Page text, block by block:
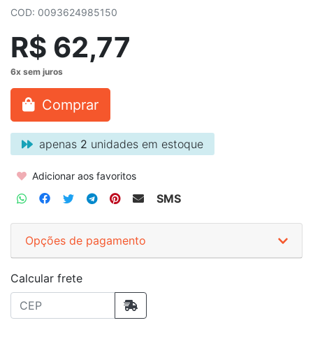
COD: 0093624985150
R$ 62,77
Comprar
apenas 2 unidades em estoque
Adicionar aos favoritos
SMS
Opções de pagamento
Calcular frete